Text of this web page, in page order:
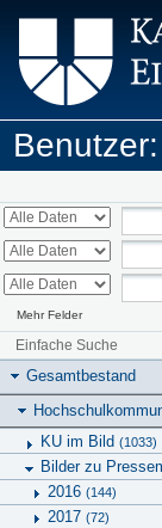
Mehr Felder
Einfache Suche
Gesamtbestand
KU im Bild (1033)
Bilder zu
2016 (144)
2017 (72)